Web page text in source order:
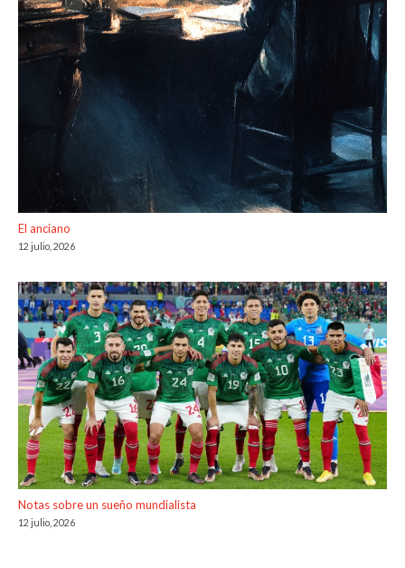
El anciano
12 julio, 2026
Notas sobre un sueño mundialista
12 julio, 2026